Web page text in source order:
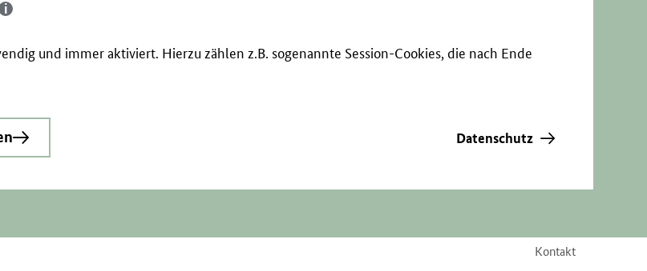
und immer aktiviert. Hierzu zählen z.B. sogenannte Session-Cookies, die nach Ende
Datenschutz
Kontakt